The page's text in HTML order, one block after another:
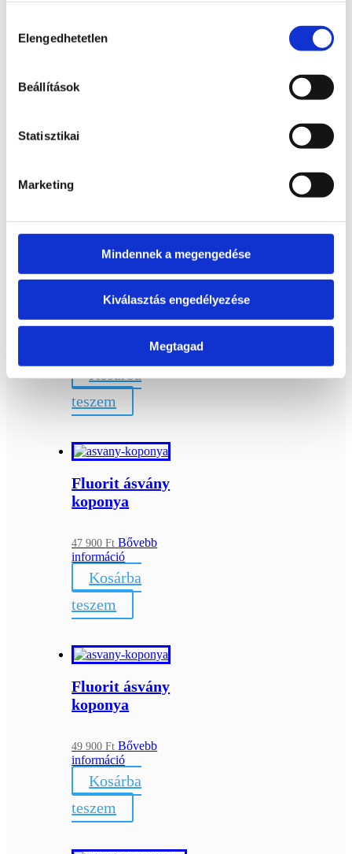
kiválasztása
Elengedhetetlen
Beállítások
Statisztikai
Marketing
Mindennek a megengedése
Kiválasztás engedélyezése
Megtagad
Labradorit
lap
Érdekelhetnek még…
Pirit koponya
Bővebb
Kosárba
teszem
Fluorit ásvány
koponya
47 900Ft Bővebb
információ
Kosárba
teszem
Fluorit ásvány
koponya
49 900Ft Bővebb
információ
Kosárba
teszem